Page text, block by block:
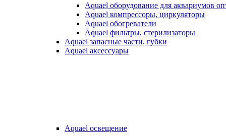
Aquael оборудование для аквариумов
Aquael компрессоры, циркуляторы
Aquael обогреватели
Aquael фильтры, стерилизаторы
Aquael запасные части, губки
Aquael аксессуары
Aquael освещение